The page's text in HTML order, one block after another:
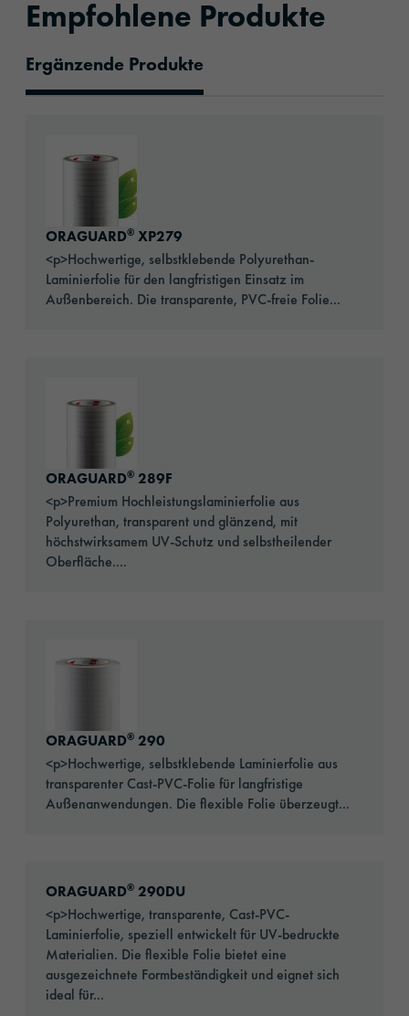
Empfohlene Produkte
Ergänzende Produkte
ORAGUARD® XP279
<p>Hochwertige, selbstklebende Polyurethan-
Laminierfolie für den langfristigen Einsatz im
Außenbereich. Die transparente, PVC-freie Folie...
ORAGUARD® 289F
<p>Premium Hochleistungslaminierfolie aus
Polyurethan, transparent und glänzend, mit
höchstwirksamem UV-Schutz und selbstheilender
Oberfläche....
ORAGUARD® 290
<p>Hochwertige, selbstklebende Laminierfolie aus
transparenter Cast-PVC-Folie für langfristige
Außenanwendungen. Die flexible Folie überzeugt...
ORAGUARD® 290DU
<p>Hochwertige, transparente, Cast-PVC-
Laminierfolie, speziell entwickelt für UV-bedruckte
Materialien. Die flexible Folie bietet eine
ausgezeichnete Formbeständigkeit und eignet sich
ideal für...